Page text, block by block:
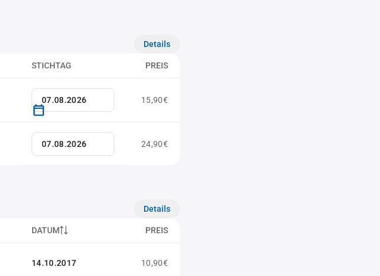
Details
STICHTAG PREIS
15,90€
24,90€
Details
DATUM PREIS
14.10.2017 10,90€